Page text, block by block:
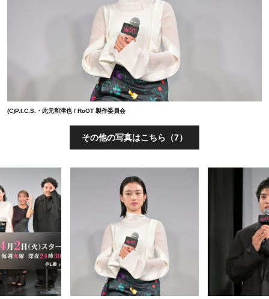
(C)P.I.C.S.・此元和津也 / RoOT 製作委員会
その他の写真はこちら（7）